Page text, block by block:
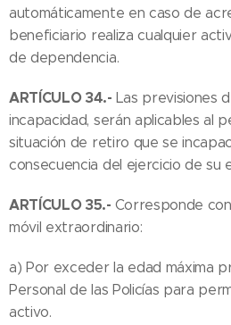
automáticamente en caso de
beneficiario realiza cualquier
de dependencia.
ARTÍCULO 34.- Las previsiones
incapacidad, serán aplicables al
situación de retiro que se
consecuencia del ejercicio de su
ARTÍCULO 35.- Corresponde
móvil extraordinario:
a) Por exceder la edad máxima
Personal de las Policías para
activo.